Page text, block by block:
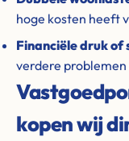
hoge kosten heeft
Financiële druk of
verdere
kopen wij